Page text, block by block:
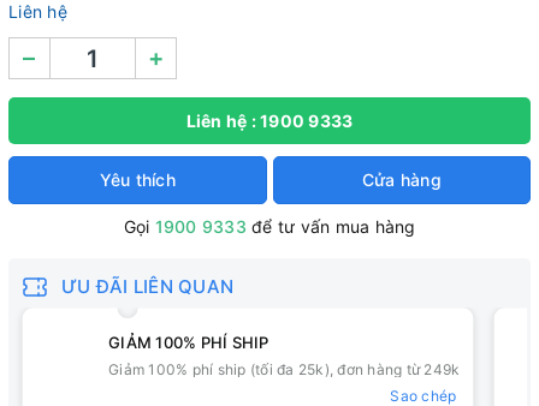
Liên hệ
– +
Liên hệ : 1900 9333
Yêu thích Cửa hàng
Gọi 1900 9333 để tư vấn mua hàng
ƯU ĐÃI LIÊN QUAN
GIẢM 100% PHÍ SHIP
Giảm 100% phí ship (tối đa 25k), đơn hàng từ 249k
Sao chép